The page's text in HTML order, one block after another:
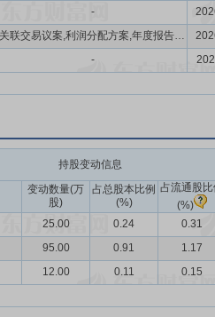
-
关联交易议案,利润分配方案,年度报告(摘要)议案
-
持股变动信息
变动数量(万
股)
占总股本比例
(%)
占流通股
(%)
25.00 0.24
0.31
95.00 0.91
1.17
12.00 0.11 0.15